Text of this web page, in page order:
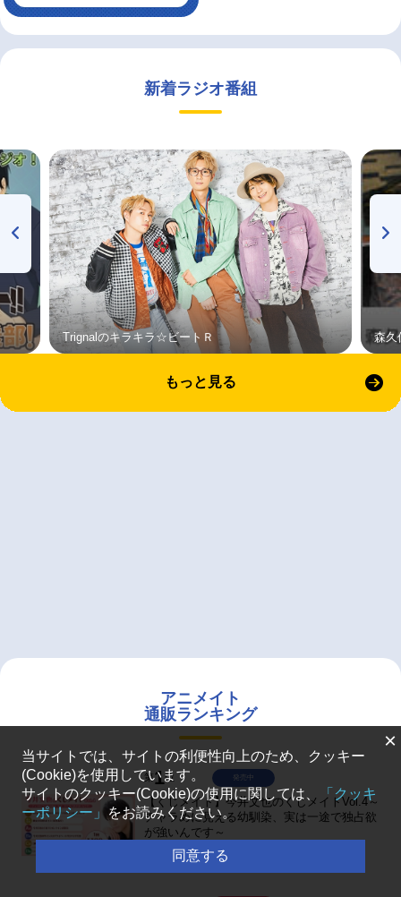
新着ラジオ番組
Trignalのキラキラ☆ビートＲ 森久
もっと見る
アニメイト
通販ランキング
第1位
【くじメイト】今井文也のくじメイトVol.4～
チャラめに見える幼馴染、実は一途で独占欲
が強いんです～
￥1,100
発売中
×
当サイトでは、サイトの利便性向上のため、クッキー
(Cookie)を使用しています。
サイトのクッキー(Cookie)の使用に関しては、
「クッキ
ーポリシー」
をお読みください。
同意する